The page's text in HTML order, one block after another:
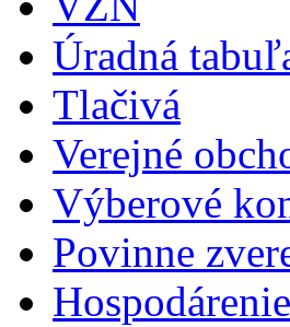
Úradná
Tlačivá
Verejné
Výberové
Povinne
Hospodárenie